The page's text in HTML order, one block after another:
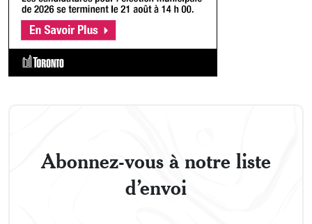
Abonnez-vous à notre liste
d’envoi